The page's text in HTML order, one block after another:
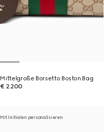
Mittelgroße Borsetto Boston Bag
€ 2.200
Mit Initialen personalisieren